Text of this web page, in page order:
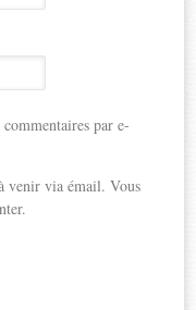
par e-
venir via émail. Vous